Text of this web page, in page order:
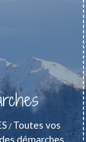
/ Toutes vos
démarches